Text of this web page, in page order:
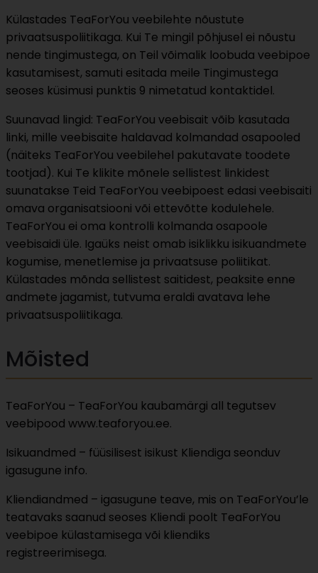
Külastades TeaForYou veebilehte nõustute
privaatsuspoliitikaga. Kui Te mingil põhjusel ei nõustu
nende tingimustega, on Teil võimalik loobuda veebipoe
kasutamisest, samuti esitada meile Tingimustega
seoses küsimusi punktis 9 nimetatud kontaktidel.
Suunavad lingid: TeaForYou veebisait võib kasutada
linki, mille veebisaite haldavad kolmandad osapooled
(näiteks TeaForYou veebilehel pakutavate toodete
tootjad). Kui Te klikite mõnele sellistest linkidest
suunatakse Teid TeaForYou veebipoest edasi veebisaiti
omava organisatsiooni või ettevõtte kodulehele.
TeaForYou ei oma kontrolli kolmanda osapoole
veebisaidi üle. Igaüks neist omab isiklikku isikuandmete
kogumise, menetlemise ja privaatsuse poliitikat.
Külastades mõnda sellistest saitidest, peaksite enne
andmete jagamist, tutvuma eraldi avatava lehe
privaatsuspoliitikaga.
Mõisted
TeaForYou – TeaForYou kaubamärgi all tegutsev
veebipood www.teaforyou.ee.
Isikuandmed – füüsilisest isikust Kliendiga seonduv
igasugune info.
Kliendiandmed – igasugune teave, mis on TeaForYou’le
teatavaks saanud seoses Kliendi poolt TeaForYou
veebipoe külastamisega või kliendiks
registreerimisega.